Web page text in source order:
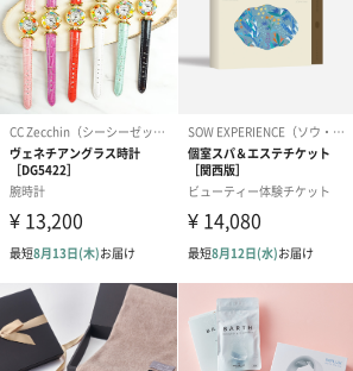
花束ハンドタオル（ピ
ンク）（1,760円）
花束ハンドタオ
キャンドル・お香
キャンドル・お香を同梱してお届けいたし